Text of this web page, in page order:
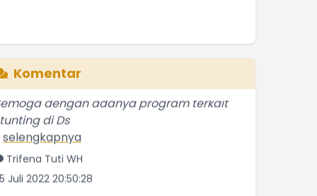
Komentar
dengan adanya program terkait
di Ds
selengkapnya
Trifena Tuti WH
Juli 2022 20:50:28